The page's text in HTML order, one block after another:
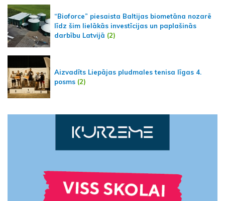
“Bioforce” piesaista Baltijas biometāna nozarē
līdz šim lielākās investīcijas un paplašinās
darbību Latvijā (2)
Aizvadīts Liepājas pludmales tenisa līgas 4.
posms (2)